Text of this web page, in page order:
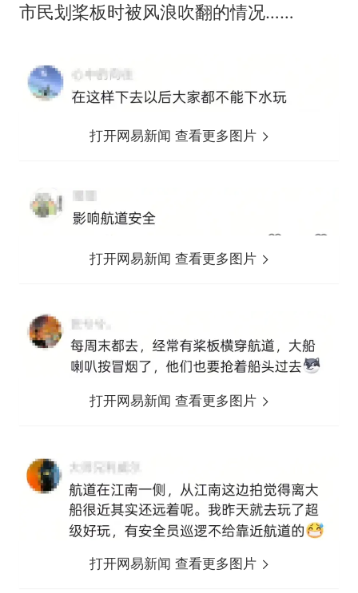
市民划桨板时被风浪吹翻的情况……
打开网易新闻 查看更多图片
打开网易新闻 查看更多图片
打开网易新闻 查看更多图片
打开网易新闻 查看更多图片